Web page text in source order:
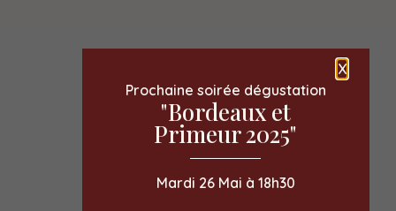
X
Prochaine soirée dégustation
"Bordeaux et
Primeur 2025"
Mardi 26 Mai à 18h30